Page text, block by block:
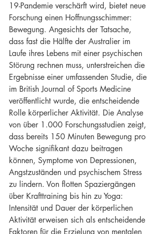
19-Pandemie verschärft wird, bietet neue
Forschung einen Hoffnungsschimmer:
Bewegung. Angesichts der Tatsache,
dass fast die Hälfte der Australier im
Laufe ihres Lebens mit einer psychischen
Störung rechnen muss, unterstreichen die
Ergebnisse einer umfassenden Studie, die
im British Journal of Sports Medicine
veröffentlicht wurde, die entscheidende
Rolle körperlicher Aktivität. Die Analyse
von über 1.000 Forschungsstudien zeigt,
dass bereits 150 Minuten Bewegung pro
Woche signifikant dazu beitragen
können, Symptome von Depressionen,
Angstzuständen und psychischem Stress
zu lindern. Von flotten Spaziergängen
über Krafttraining bis hin zu Yoga:
Intensität und Dauer der körperlichen
Aktivität erweisen sich als entscheidende
Faktoren für die Erzielung von mentalen